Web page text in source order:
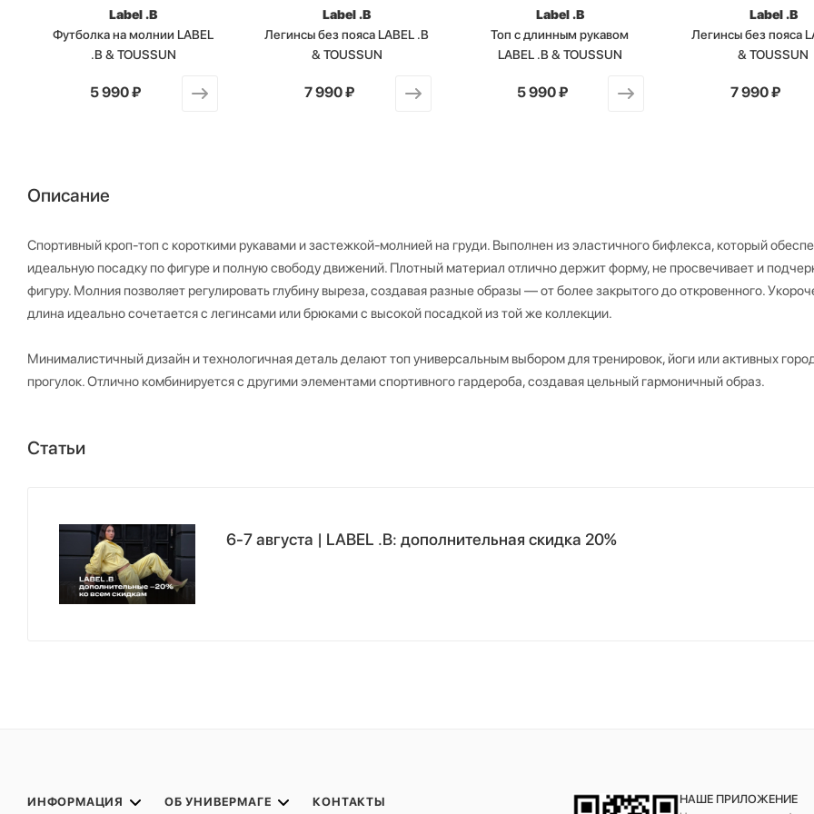
Label .B
Футболка на молнии LABEL
.B & TOUSSUN
5 990 ₽
Label .B
Легинсы без пояса LABEL .B
& TOUSSUN
7 990 ₽
Label .B
Топ с длинным рукавом
LABEL .B & TOUSSUN
5 990 ₽
Label .B
Легинсы без пояса
& TOUSSUN
от7 990 ₽
Описание
Спортивный кроп-топ с короткими рукавами и застежкой-молнией на груди. Выполнен из эластичного бифлекса, который
идеальную посадку по фигуре и полную свободу движений. Плотный материал отлично держит форму, не просвечивает и
фигуру. Молния позволяет регулировать глубину выреза, создавая разные образы — от более закрытого до откровенного.
длина идеально сочетается с легинсами или брюками с высокой посадкой из той же коллекции.
Минималистичный дизайн и технологичная деталь делают топ универсальным выбором для тренировок, йоги или активных
прогулок. Отлично комбинируется с другими элементами спортивного гардероба, создавая цельный гармоничный образ.
Статьи
6-7 августа | LABEL .B: дополнительная скидка 20%
ИНФОРМАЦИЯ ОБ УНИВЕРМАГЕ КОНТАКТЫ НАШЕ ПРИЛОЖЕНИЕ